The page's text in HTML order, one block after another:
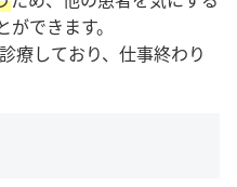
できます。
療しており、仕事終わり